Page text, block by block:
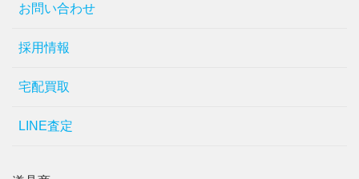
お問い合わせ
採用情報
宅配買取
LINE査定